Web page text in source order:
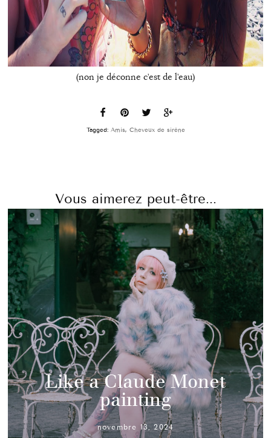
(non je déconne c’est de l’eau)
Tagged: Amis, Cheveux de sirène
Vous aimerez peut-être...
Like a Claude Monet
painting
novembre 13, 2024